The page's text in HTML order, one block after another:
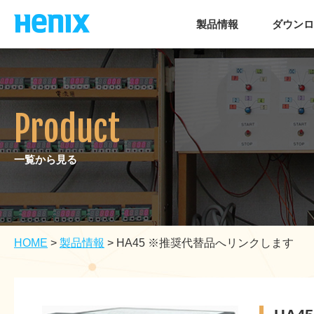
製品情報 ダウン
Product
一覧から見る
HOME > 製品情報 > HA45 ※推奨代替品へリンクします